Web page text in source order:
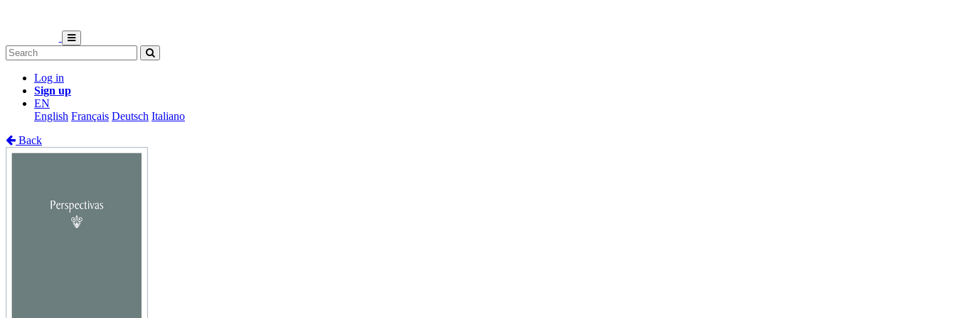
Log in
Sign up
EN
English Français Deutsch Italiano
Back